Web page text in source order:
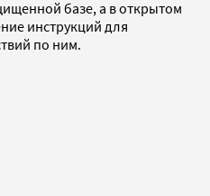
базе, а в открытом
инструкций для
по ним.